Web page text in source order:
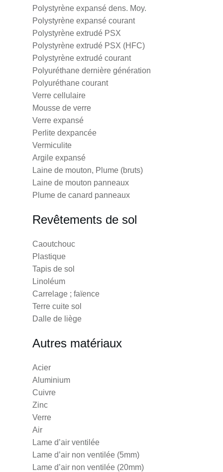
Polystyrène expansé dens. Moy.
Polystyrène expansé courant
Polystyrène extrudé PSX
Polystyrène extrudé PSX (HFC)
Polystyrène extrudé courant
Polyuréthane dernière génération
Polyuréthane courant
Verre cellulaire
Mousse de verre
Verre expansé
Perlite dexpancée
Vermiculite
Argile expansé
Laine de mouton, Plume (bruts)
Laine de mouton panneaux
Plume de canard panneaux
Revêtements de sol
Caoutchouc
Plastique
Tapis de sol
Linoléum
Carrelage ; faïence
Terre cuite sol
Dalle de liège
Autres matériaux
Acier
Aluminium
Cuivre
Zinc
Verre
Air
Lame d’air ventilée
Lame d’air non ventilée (5mm)
Lame d’air non ventilée (20mm)